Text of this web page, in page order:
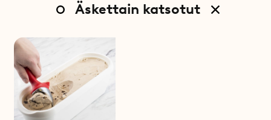
Äskettain katsotut